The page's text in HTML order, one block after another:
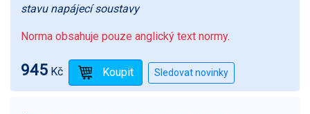
stavu napájecí soustavy
Norma obsahuje pouze anglický text normy.
945 Kč